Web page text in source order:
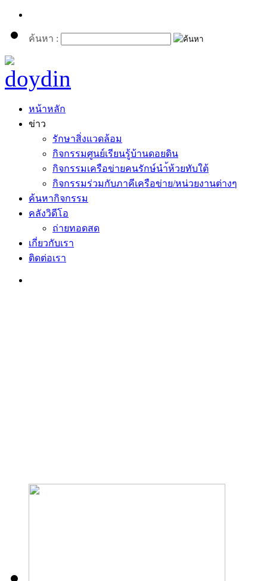
ค้นหา :
หน้าหลัก
ข่าว
รักษาสิ่งแวดล้อม
กิจกรรมศูนย์เรียนรู้บ้านดอยดิน
กิจกรรมเครือข่ายคนรักษ์นำ้ห้วยทับใต้
กิจกรรมร่วมกับภาคีเครือข่าย/หน่วยงานต่างๆ
ค้นหากิจกรรม
คลังวิดีโอ
ถ่ายทอดสด
เกี่ยวกับเรา
ติดต่อเรา